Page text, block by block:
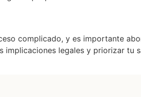
complicado, y es importante
legales y priorizar tu